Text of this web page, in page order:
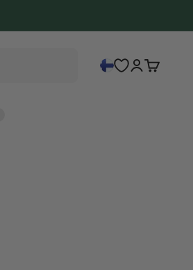
Kirjaudu